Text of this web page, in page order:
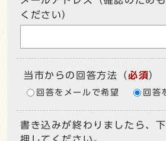
ください）
当市からの回答方法 （必須）
回答をメールで希望 回答
書き込みが終わりましたら、
押してください。